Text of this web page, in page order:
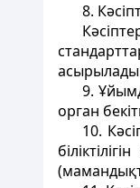
8.
9.
орган
10.